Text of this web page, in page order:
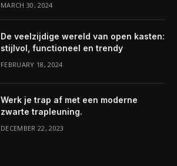
MARCH 30, 2024
De veelzijdige wereld van open kasten:
stijlvol, functioneel en trendy
FEBRUARY 18, 2024
Werk je trap af met een moderne
zwarte trapleuning.
DECEMBER 22, 2023